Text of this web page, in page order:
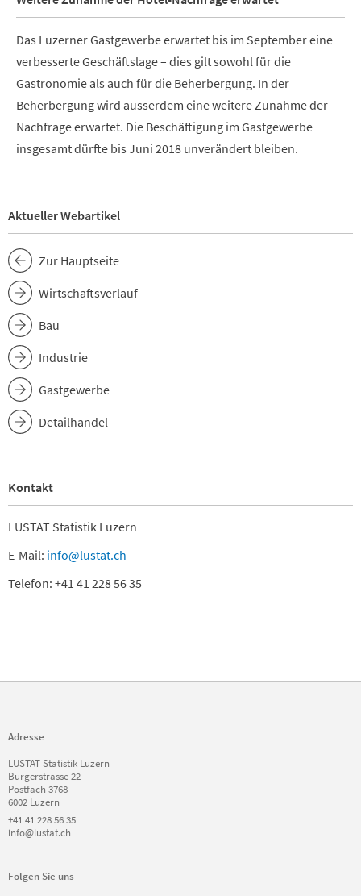
Das Luzerner Gastgewerbe erwartet bis im September eine
verbesserte Geschäftslage – dies gilt sowohl für die
Gastronomie als auch für die Beherbergung. In der
Beherbergung wird ausserdem eine weitere Zunahme der
Nachfrage erwartet. Die Beschäftigung im Gastgewerbe
insgesamt dürfte bis Juni 2018 unverändert bleiben.
Aktueller Webartikel
Zur Hauptseite
Wirtschaftsverlauf
Bau
Industrie
Gastgewerbe
Detailhandel
Kontakt
LUSTAT Statistik Luzern
E-Mail: info@lustat.ch
Telefon: +41 41 228 56 35
Adresse
LUSTAT Statistik Luzern
Burgerstrasse 22
Postfach 3768
6002 Luzern
+41 41 228 56 35
info@lustat.ch
Folgen Sie uns